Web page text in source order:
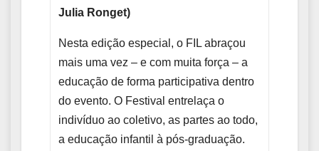
Julia Ronget)
Nesta edição especial, o FIL abraçou
mais uma vez – e com muita força – a
educação de forma participativa dentro
do evento. O Festival entrelaça o
indivíduo ao coletivo, as partes ao todo,
a educação infantil à pós-graduação.